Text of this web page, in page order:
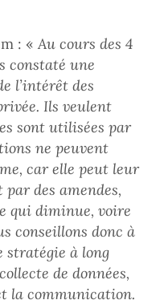
: «Au cours des 4
constaté une
l’intérêt des
Ils veulent
sont utilisées par
ne peuvent
car elle peut leur
des amendes,
qui diminue, voire
conseillons donc à
stratégie à long
de données,
la communication.